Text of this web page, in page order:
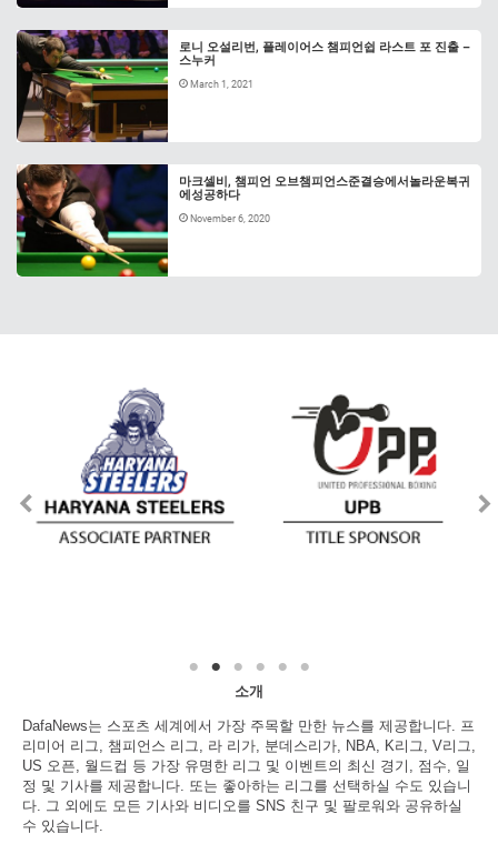
로니 오설리번, 플레이어스 챔피언쉽 라스트 포 진출 –
스누커
March 1, 2021
마크셀비, 챔피언 오브챔피언스준결승에서놀라운복귀
에성공하다
November 6, 2020
소개
DafaNews는 스포츠 세계에서 가장 주목할 만한 뉴스를 제공합니다. 프
리미어 리그, 챔피언스 리그, 라 리가, 분데스리가, NBA, K리그, V리그,
US 오픈, 월드컵 등 가장 유명한 리그 및 이벤트의 최신 경기, 점수, 일
정 및 기사를 제공합니다. 또는 좋아하는 리그를 선택하실 수도 있습니
다. 그 외에도 모든 기사와 비디오를 SNS 친구 및 팔로워와 공유하실
수 있습니다.